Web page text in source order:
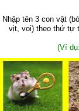
Nhập tên 3 con vật
vịt, voi)theo thứ tự
(Ví